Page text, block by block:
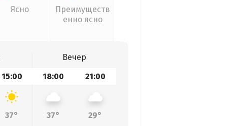
Ясно
Преимуществ
енно ясно
Вечер
15:00 18:00 21:00
37° 37°
29°